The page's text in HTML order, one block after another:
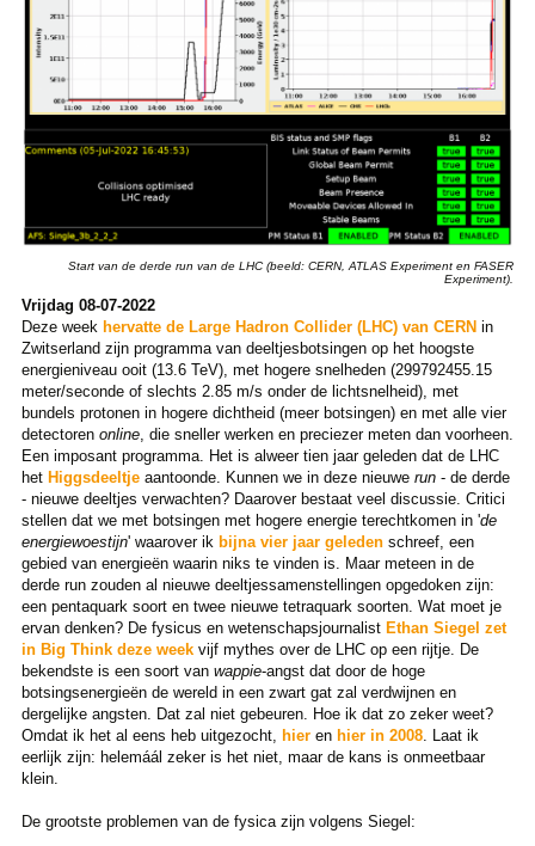
Start van de derde run van de LHC (beeld: CERN, ATLAS Experiment en FASER
Experiment).
Vrijdag 08-07-2022
Deze week hervatte de Large Hadron Collider (LHC) van CERN in
Zwitserland zijn programma van deeltjesbotsingen op het hoogste
energieniveau ooit (13.6 TeV), met hogere snelheden (299792455.15
meter/seconde of slechts 2.85 m/s onder de lichtsnelheid), met
bundels protonen in hogere dichtheid (meer botsingen) en met alle vier
detectoren online, die sneller werken en preciezer meten dan voorheen.
Een imposant programma. Het is alweer tien jaar geleden dat de LHC
het Higgsdeeltjeaantoonde. Kunnen we in deze nieuwe run- de derde
- nieuwe deeltjes verwachten? Daarover bestaat veel discussie. Critici
stellen dat we met botsingen met hogere energie terechtkomen in 'de
energiewoestijn' waarover ik bijna vier jaar geledenschreef, een
gebied van energieën waarin niks te vinden is. Maar meteen in de
derde run zouden al nieuwe deeltjessamenstellingen opgedoken zijn:
een pentaquark soort en twee nieuwe tetraquark soorten. Wat moet je
ervan denken? De fysicus en wetenschapsjournalist Ethan Siegel zet
in Big Think deze weekvijf mythes over de LHC op een rijtje. De
bekendste is een soort van wappie-angst dat door de hoge
botsingsenergieën de wereld in een zwart gat zal verdwijnen en
dergelijke angsten. Dat zal niet gebeuren. Hoe ik dat zo zeker weet?
Omdat ik het al eens heb uitgezocht, hieren hier in 2008. Laat ik
eerlijk zijn: helemáál zeker is het niet, maar de kans is onmeetbaar
klein.
De grootste problemen van de fysica zijn volgens Siegel: